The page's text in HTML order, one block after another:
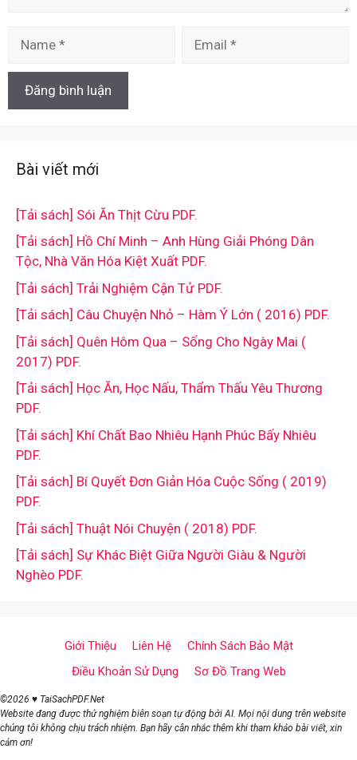
Bài viết mới
[Tải sách] Sói Ăn Thịt Cừu PDF.
[Tải sách] Hồ Chí Minh – Anh Hùng Giải Phóng Dân
Tộc, Nhà Văn Hóa Kiệt Xuất PDF.
[Tải sách] Trải Nghiệm Cận Tử PDF.
[Tải sách] Câu Chuyện Nhỏ – Hàm Ý Lớn ( 2016) PDF.
[Tải sách] Quên Hôm Qua – Sống Cho Ngày Mai (
2017) PDF.
[Tải sách] Học Ăn, Học Nấu, Thẩm Thấu Yêu Thương
PDF.
[Tải sách] Khí Chất Bao Nhiêu Hạnh Phúc Bấy Nhiêu
PDF.
[Tải sách] Bí Quyết Đơn Giản Hóa Cuộc Sống ( 2019)
PDF.
[Tải sách] Thuật Nói Chuyện ( 2018) PDF.
[Tải sách] Sự Khác Biệt Giữa Người Giàu & Người
Nghèo PDF.
Giới Thiệu Liên Hệ
Chính Sách Bảo Mật
Điều Khoản Sử Dụng
Sơ Đồ Trang Web
©2026 ♥ TaiSachPDF.Net
Website đang được thử nghiệm biên soạn tự động bởi AI. Mọi nội dung trên website
chúng tôi không chịu trách nhiệm. Bạn hãy cân nhắc thêm khi tham khảo bài viết, xin
cảm ơn!